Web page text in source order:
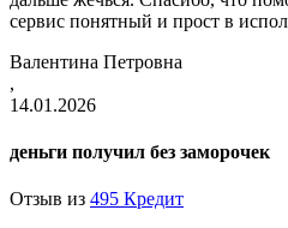
сервис понятный и прост в
Валентина Петровна
,
14.01.2026
деньги получил без заморочек
Отзыв из 495 Кредит